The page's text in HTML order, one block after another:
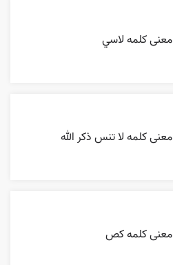
معنی کلمه لاسي
معنی کلمه لا تنس ذکر الله
معنی کلمه کص